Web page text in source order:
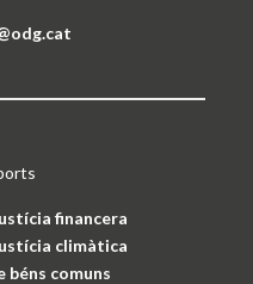
financera
climàtica
béns comuns